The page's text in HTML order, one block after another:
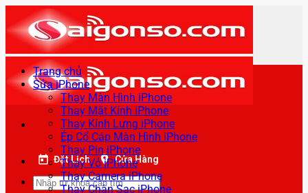
qua
nội
dung
Đặt Lịch Cửa Hàng
Tìm
Trang chủ
Sửa iPhone
Thay Màn Hình iPhone
Thay Mặt Kính iPhone
Thay Kính Lưng iPhone
Ép Cổ Cáp Màn Hình iPhone
Thay Pin iPhone
Thay Vỏ iPhone
Thay Camera iPhone
Thay Chân Sạc iPhone